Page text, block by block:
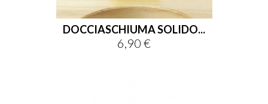
DOCCIASCHIUMA SOLIDO...
Prezzo
6,90 €